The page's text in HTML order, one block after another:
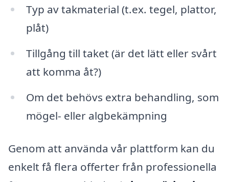
Typ av takmaterial (t.ex. tegel, plattor,
plåt)
Tillgång till taket (är det lätt eller svårt
att komma åt?)
Om det behövs extra behandling, som
mögel- eller algbekämpning
Genom att använda vår plattform kan du
enkelt få flera offerter från professionella